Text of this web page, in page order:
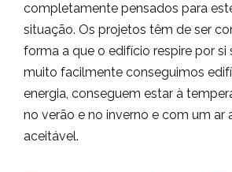
completamente pensados para
situação. Os projetos têm de ser
forma a que o edifício respire por si
muito facilmente conseguimos
energia, conseguem estar à
no verão e no inverno e com um ar
aceitável.